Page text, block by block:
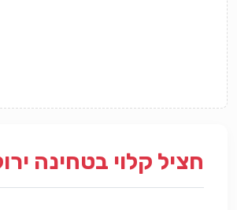
חציל קלוי בטחינה